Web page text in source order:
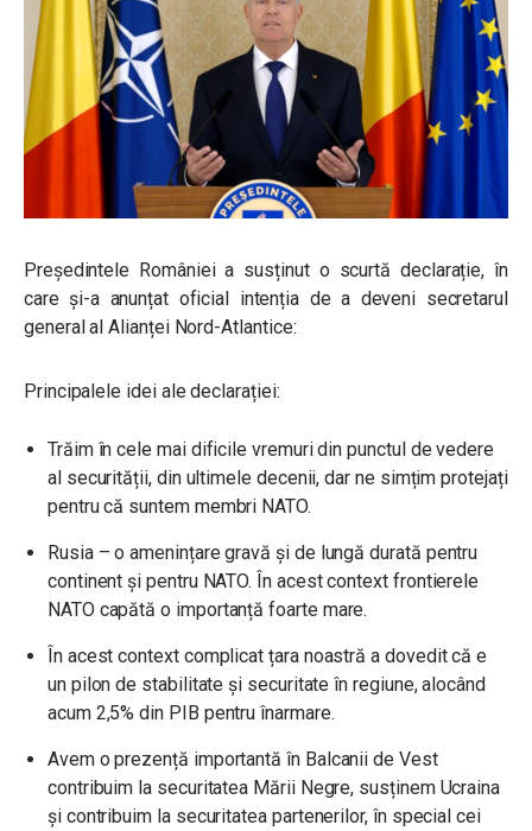
Președintele României a susținut o scurtă declarație, în
care și-a anunțat oficial intenția de a deveni secretarul
general al Alianței Nord-Atlantice:
Principalele idei ale declarației:
Trăim în cele mai dificile vremuri din punctul de vedere
al securității, din ultimele decenii, dar ne simțim protejați
pentru că suntem membri NATO.
Rusia – o amenințare gravă și de lungă durată pentru
continent și pentru NATO. În acest context frontierele
NATO capătă o importanță foarte mare.
În acest context complicat țara noastră a dovedit că e
un pilon de stabilitate și securitate în regiune, alocând
acum 2,5% din PIB pentru înarmare.
Avem o prezență importantă în Balcanii de Vest
contribuim la securitatea Mării Negre, susținem Ucraina
și contribuim la securitatea partenerilor, în special cei